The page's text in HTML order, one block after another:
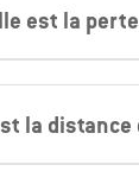
est la
la